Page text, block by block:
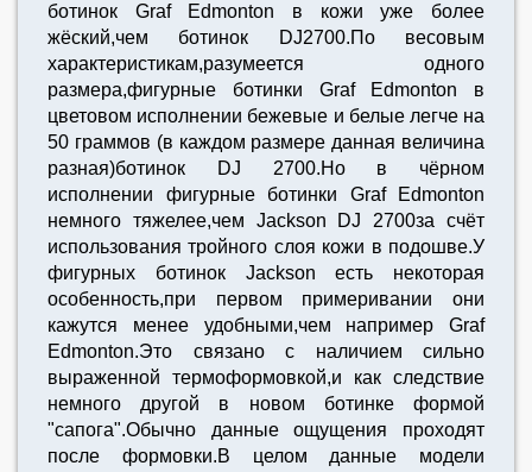
ботинок Graf Edmonton в кожи уже более
жёский,чем ботинок DJ2700.По весовым
характеристикам,разумеется одного
размера,фигурные ботинки Graf Edmonton в
цветовом исполнении бежевые и белые легче на
50 граммов (в каждом размере данная величина
разная)ботинок DJ 2700.Но в чёрном
исполнении фигурные ботинки Graf Edmonton
немного тяжелее,чем Jackson DJ 2700за счёт
использования тройного слоя кожи в подошве.У
фигурных ботинок Jackson есть некоторая
особенность,при первом примеривании они
кажутся менее удобными,чем например Graf
Edmonton.Это связано с наличием сильно
выраженной термоформовкой,и как следствие
немного другой в новом ботинке формой
"сапога".Обычно данные ощущения проходят
после формовки.В целом данные модели